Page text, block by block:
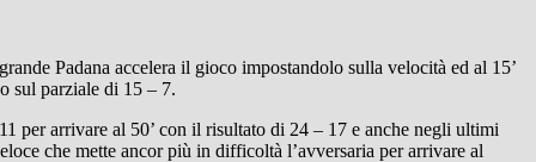
Padana accelera il gioco impostandolo sulla velocità ed al 15’
sul parziale di 15 – 7.
per arrivare al 50’ con il risultato di 24 – 17 e anche negli ultimi
che mette ancor più in difficoltà l’avversaria per arrivare al